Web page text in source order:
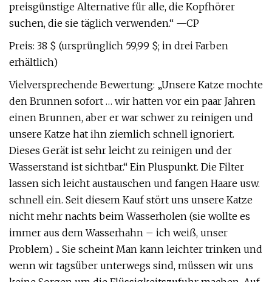
preisgünstige Alternative für alle, die Kopfhörer
suchen, die sie täglich verwenden.“ —CP
Preis: 38 $ (ursprünglich 59,99 $; in drei Farben
erhältlich)
Vielversprechende Bewertung: „Unsere Katze mochte
den Brunnen sofort … wir hatten vor ein paar Jahren
einen Brunnen, aber er war schwer zu reinigen und
unsere Katze hat ihn ziemlich schnell ignoriert.
Dieses Gerät ist sehr leicht zu reinigen und der
Wasserstand ist sichtbar.“ Ein Pluspunkt. Die Filter
lassen sich leicht austauschen und fangen Haare usw.
schnell ein. Seit diesem Kauf stört uns unsere Katze
nicht mehr nachts beim Wasserholen (sie wollte es
immer aus dem Wasserhahn – ich weiß, unser
Problem) ... Sie scheint Man kann leichter trinken und
wenn wir tagsüber unterwegs sind, müssen wir uns